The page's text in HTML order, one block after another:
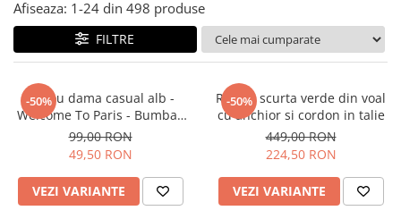
Tricouri si topuri
Rochii de eveniment
Afiseaza: 1-24 din 498 produse
FILTRE
-50%
Tricou dama casual alb -
Welcome To Paris - Bumbac
Organic
99,00 RON
49,50 RON
VEZI VARIANTE
-50%
Rochie scurta verde din voal
cu anchior si cordon in talie
449,00 RON
224,50 RON
VEZI VARIANTE